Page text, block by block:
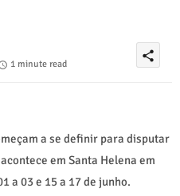
1 minute read
share
a se definir para disputar
em Santa Helena em
a 03 e 15 a 17 de junho.